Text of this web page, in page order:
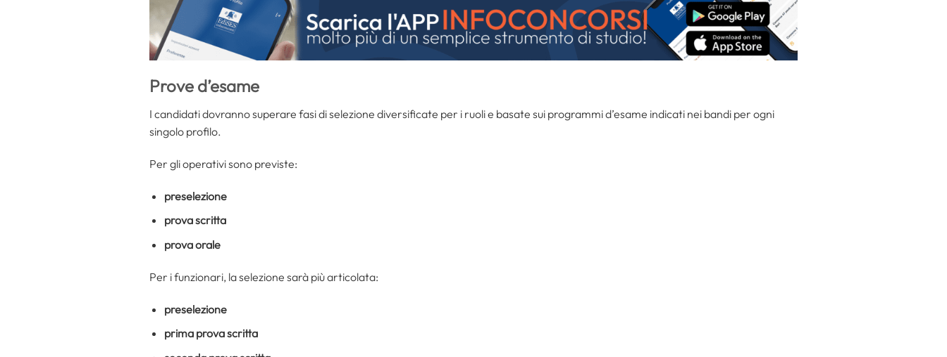
Prove d’esame
I candidati dovranno superare fasi di selezione diversificate per i ruoli e basate sui programmi d’esame indicati nei bandi per ogni
singolo profilo.
Per gli operativi sono previste:
preselezione
prova scritta
prova orale
Per i funzionari, la selezione sarà più articolata:
preselezione
prima prova scritta